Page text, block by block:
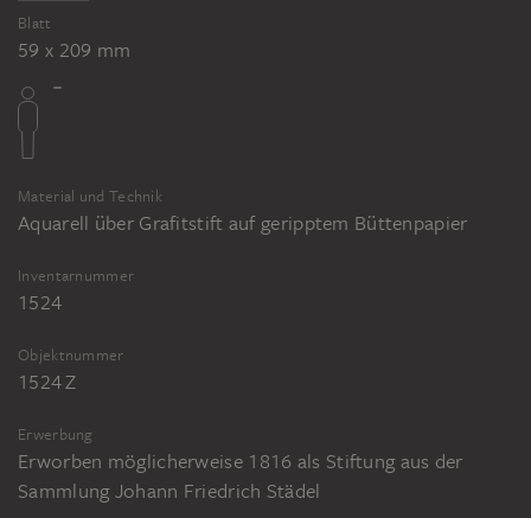
Blatt
59 x 209 mm
Material und Technik
Aquarell über Grafitstift auf geripptem Büttenpapier
Inventarnummer
1524
Objektnummer
1524 Z
Erwerbung
Erworben möglicherweise 1816 als Stiftung aus der
Sammlung Johann Friedrich Städel